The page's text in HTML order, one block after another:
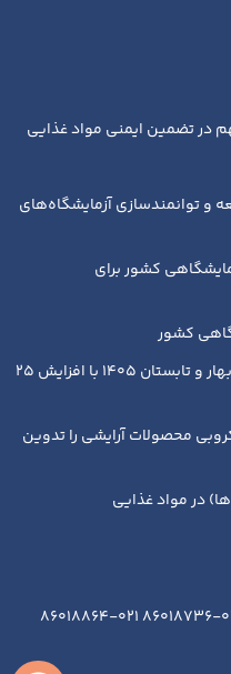
در تضمین ایمنی مواد غذایی
و توانمندسازی آزمایشگاه‌های
آزمایشگاهی کشور برای
کشور
یارانه خدمات اعتباری آزمایشگاهی ویژه بهار و تابستان ۱۴۰۵ با افزایش ۲۵
محصولات آرایشی را تدوین
در مواد غذایی
تلفن : 021-86018760 021-86018741 021-86018736 021-86018864